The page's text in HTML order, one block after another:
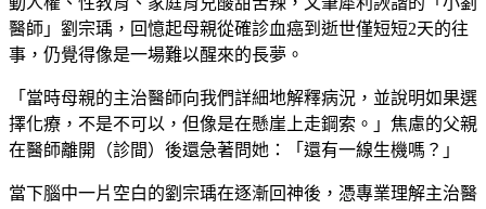
醫師」劉宗瑀，回憶起母親從確診血癌到逝世僅短短2天的往
事，仍覺得像是一場難以醒來的長夢。
「當時母親的主治醫師向我們詳細地解釋病況，並說明如果選
擇化療，不是不可以，但像是在懸崖上走鋼索。」焦慮的父親
在醫師離開（診間）後還急著問她：「還有一線生機嗎？」
當下腦中一片空白的劉宗瑀在逐漸回神後，憑專業理解主治醫